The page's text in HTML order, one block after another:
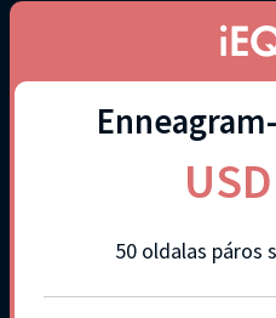
50 oldalas páros